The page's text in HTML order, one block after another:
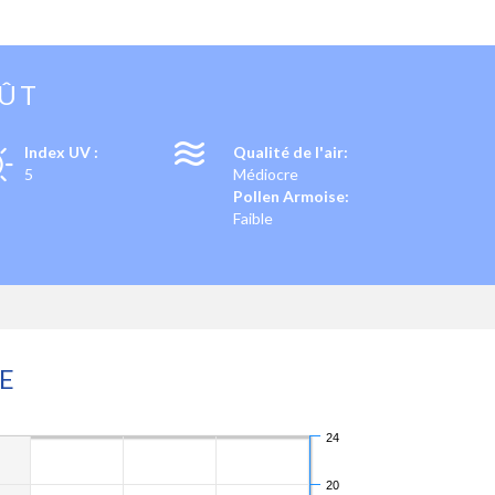
Index UV :
5
Qualité de l'air:
Médiocre
Pollen Armoise:
Faible
20
24